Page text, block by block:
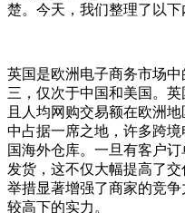
楚。今天，我们整理了以下
英国是欧洲电子商务市场
三，仅次于中国和美国。英
且人均网购交易额在欧洲
中占据一席之地，许多跨
国海外仓库。一旦有客户
发货，这不仅大幅提高了
举措显著增强了商家的竞
较高下的实力。